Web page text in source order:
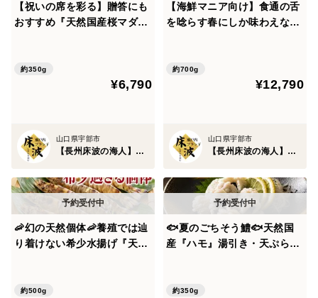
王道でありながら、限られた者しか手にできない天然。
🐟瀬戸内ブランド天然鮮魚のヒミツ①🐟瀬戸内・床波
床波の海が育てる魚の最大の特徴は、味に雑味がなく、
山口県の山々から流れ込むミネラル豊富な栄養と、瀬戸
内特有の干満差による潮の循環。
は無理に脂を蓄えることなく、身の中に自然な旨みを溜
【祝いの席を彩る】贈答にも
おすすめ『天然国産桜マダ
0g【朝どれ】【3月下旬予
約350g
¥6,790
山口県宇部市
【長州床波の海人】瀬戸内ブランド
【海鮮マニア向け】食通の舌
を唸らす春にしか味わえない
ッケージ約700g【朝どれ】
約700g
¥12,790
山口県宇部市
【長州床波の海人】瀬戸内ブランド
🦐幻の天然個体🦐養殖では辿
り着けない希少水揚げ『天然
約】
約500g
🐟夏のごちそう鱧🐟天然国
産『ハモ』湯引き・天ぷら・
月中下旬予約】
約350g